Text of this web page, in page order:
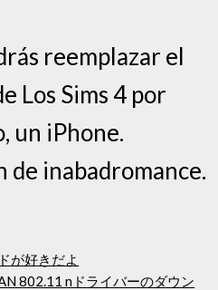
reemplazar el
Los Sims 4 por
un iPhone.
de inabadromance.
が好きだよ
802.11 nドライバーのダウン